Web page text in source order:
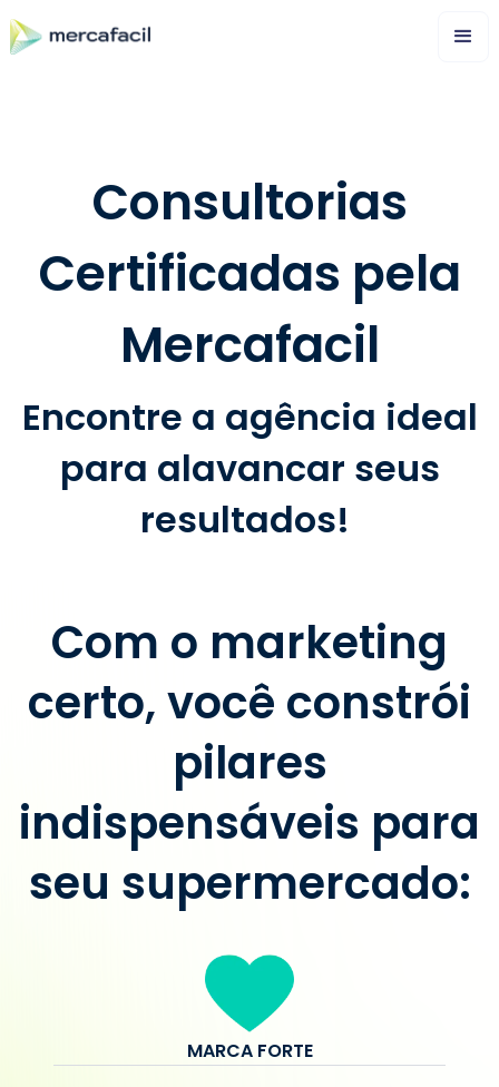
Consultorias
Certificadas pela
Mercafacil
Encontre a agência ideal
para alavancar seus
resultados!
Com o marketing
certo, você constrói
pilares
indispensáveis para
seu supermercado:
MARCA FORTE